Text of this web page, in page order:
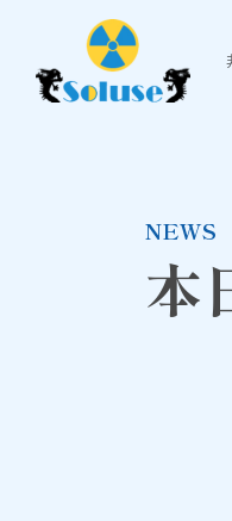
NEWS
本